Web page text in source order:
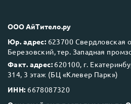
Next Business Day (NBD)
ООО АйТитело.ру
Юр. адрес: 623700 Свердловская
Березовский, тер. Западная
Факт. адрес: 620100, г.
314, 3 этаж (БЦ «Клевер Парк»)
ИНН: 6678087320